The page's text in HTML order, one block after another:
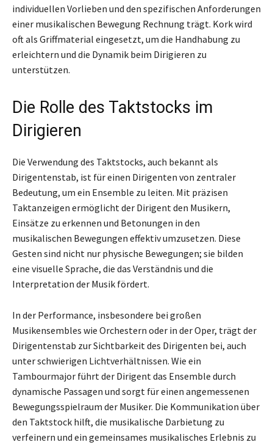
individuellen Vorlieben und den spezifischen Anforderungen
einer musikalischen Bewegung Rechnung trägt. Kork wird
oft als Griffmaterial eingesetzt, um die Handhabung zu
erleichtern und die Dynamik beim Dirigieren zu
unterstützen.
Die Rolle des Taktstocks im
Dirigieren
Die Verwendung des Taktstocks, auch bekannt als
Dirigentenstab, ist für einen Dirigenten von zentraler
Bedeutung, um ein Ensemble zu leiten. Mit präzisen
Taktanzeigen ermöglicht der Dirigent den Musikern,
Einsätze zu erkennen und Betonungen in den
musikalischen Bewegungen effektiv umzusetzen. Diese
Gesten sind nicht nur physische Bewegungen; sie bilden
eine visuelle Sprache, die das Verständnis und die
Interpretation der Musik fördert.
In der Performance, insbesondere bei großen
Musikensembles wie Orchestern oder in der Oper, trägt der
Dirigentenstab zur Sichtbarkeit des Dirigenten bei, auch
unter schwierigen Lichtverhältnissen. Wie ein
Tambourmajor führt der Dirigent das Ensemble durch
dynamische Passagen und sorgt für einen angemessenen
Bewegungsspielraum der Musiker. Die Kommunikation über
den Taktstock hilft, die musikalische Darbietung zu
verfeinern und ein gemeinsames musikalisches Erlebnis zu